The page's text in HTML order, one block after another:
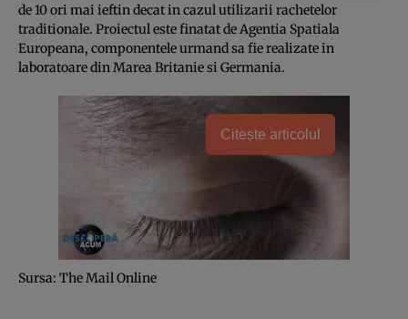
de 10 ori mai ieftin decat in cazul utilizarii rachetelor
traditionale. Proiectul este finatat de Agentia Spatiala
Europeana, componentele urmand sa fie realizate in
laboratoare din Marea Britanie si Germania.
Citește articolul
Sursa: The Mail Online